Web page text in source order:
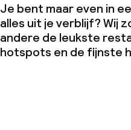
Je bent maar even in
alles uit je verblijf? Wij
andere de leukste
hotspots en de fijnste